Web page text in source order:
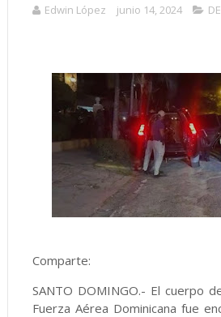
Edwin López junio 14, 2024
Comparte:
SANTO DOMINGO.- El cuerpo
Fuerza Aérea Dominicana fue